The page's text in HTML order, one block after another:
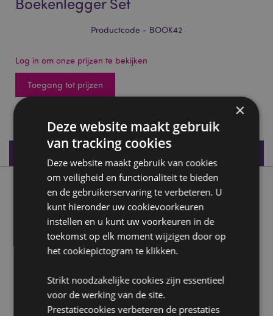
Productcode - BOOK42
Log in om onze prijzen te bekijken
Toegang tot prijzen
648 op voorraad
Productspecificaties
Product beschrijving
Tropische Kikkers Magnetische Boekenlegger Set
Materiaal:Metalen Magneet, Papier
Zoekt u meer informatie over kopen bij Puckator?
Lees dan onzeklanten informatie gids.
×
Deze website maakt gebruik
van tracking cookies
Deze website maakt gebruik van cookies
om veiligheid en functionaliteit te bieden
en de gebruikerservaring te verbeteren. U
kunt hieronder uw cookievoorkeuren
instellen en u kunt uw voorkeuren in de
toekomst op elk moment wijzigen door op
het cookiepictogram te klikken.
Strikt noodzakelijke cookies zijn essentieel
voor de werking van de site.
Prestatiecookies verbeteren de prestaties